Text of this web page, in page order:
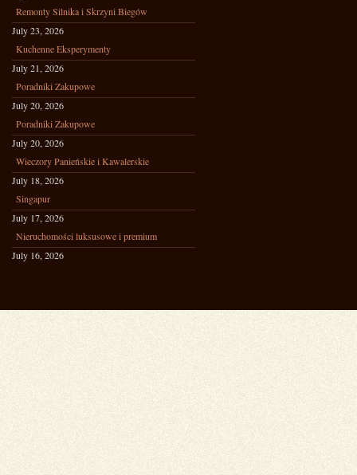
Remonty Silnika i Skrzyni Biegów
July 23, 2026
Kuchenne Eksperymenty
July 21, 2026
Poradniki Zakupowe
July 20, 2026
Poradniki Zakupowe
July 20, 2026
Wieczory Panieńskie i Kawalerskie
July 18, 2026
Singapur
July 17, 2026
Nieruchomości luksusowe i premium
July 16, 2026